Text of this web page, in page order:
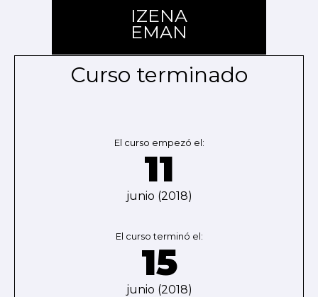
IZENA
EMAN
Curso terminado
El curso empezó el:
11
junio (2018)
El curso terminó el:
15
junio (2018)